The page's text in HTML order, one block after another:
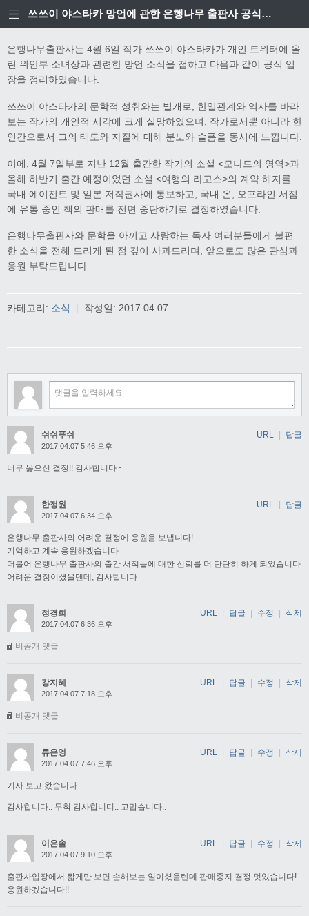
쓰쓰이 야스타카 망언에 관한 은행나무 출판사 공식입장
은행나무출판사는 4월 6일 작가 쓰쓰이 야스타카가 개인 트위터에 올
린 위안부 소녀상과 관련한 망언 소식을 접하고 다음과 같이 공식 입
장을 정리하였습니다.
쓰쓰이 야스타카의 문학적 성취와는 별개로, 한일관계와 역사를 바라
보는 작가의 개인적 시각에 크게 실망하였으며, 작가로서뿐 아니라 한
인간으로서 그의 태도와 자질에 대해 분노와 슬픔을 동시에 느낍니다.
이에, 4월 7일부로 지난 12월 출간한 작가의 소설 <모나드의 영역>과
올해 하반기 출간 예정이었던 소설 <여행의 라고스>의 계약 해지를
국내 에이전트 및 일본 저작권사에 통보하고, 국내 온, 오프라인 서점
에 유통 중인 책의 판매를 전면 중단하기로 결정하였습니다.
은행나무출판사와 문학을 아끼고 사랑하는 독자 여러분들에게 불편
한 소식을 전해 드리게 된 점 깊이 사과드리며, 앞으로도 많은 관심과
응원 부탁드립니다.
카테고리: 소식 | 작성일: 2017.04.07
쉬쉬푸쉬
2017.04.07 5:46 오후
너무 옳으신 결정!! 감사합니다~
URL | 답글
한정원
2017.04.07 6:34 오후
은행나무 출판사의 어려운 결정에 응원을 보냅니다!
기억하고 계속 응원하겠습니다
더불어 은행나무 출판사의 출간 서적들에 대한 신뢰를 더 단단히 하게 되었습니다
어려운 결정이셨을텐데, 감사합니다
URL | 답글
정경희
2017.04.07 6:36 오후
비공개 댓글
URL 답글 수정 삭제
강지혜
2017.04.07 7:18 오후
비공개 댓글
URL 답글 수정 삭제
류은영
2017.04.07 7:46 오후
기사 보고 왔습니다
감사합니다.. 무척 감사합니디.. 고맙습니다..
URL 답글 수정 삭제
이은솔
2017.04.07 9:10 오후
출판사입장에서 짧게만 보면 손해보는 일이셨을텐데 판매중지 결정 멋있습니다!
응원하겠습니다!!
URL | 답글 | 수정 | 삭제